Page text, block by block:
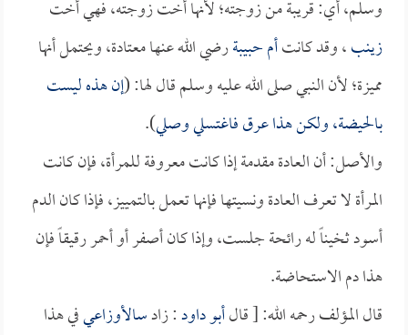
وسلم، أي: قريبة من زوجته؛ لأنها أخت زوجته، فهي أخت
زينب، وقد كانتأم حبيبةرضي الله عنها معتادة، ويحتمل أنها
مميزة؛ لأن النبي صلى الله عليه وسلم قال لها: (إن هذه ليست
بالحيضة، ولكن هذا عرق فاغتسلي وصلي).
والأصل: أن العادة مقدمة إذا كانت معروفة للمرأة، فإن كانت
المرأة لا تعرف العادة ونسيتها فإنها تعمل بالتمييز، فإذا كان الدم
أسود ثخيناً له رائحة جلست، وإذا كان أصفر أو أحمر رقيقاً فإن
هذا دم الاستحاضة.
قال المؤلف رحمه الله: [ قالأبو داود: زادسالأوزاعيفي هذا